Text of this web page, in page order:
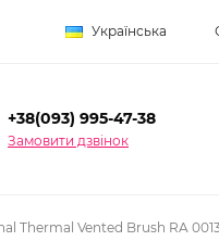
Українська
+38(093) 995-47-38
Замовити дзвінок
Thermal Vented Brush RA